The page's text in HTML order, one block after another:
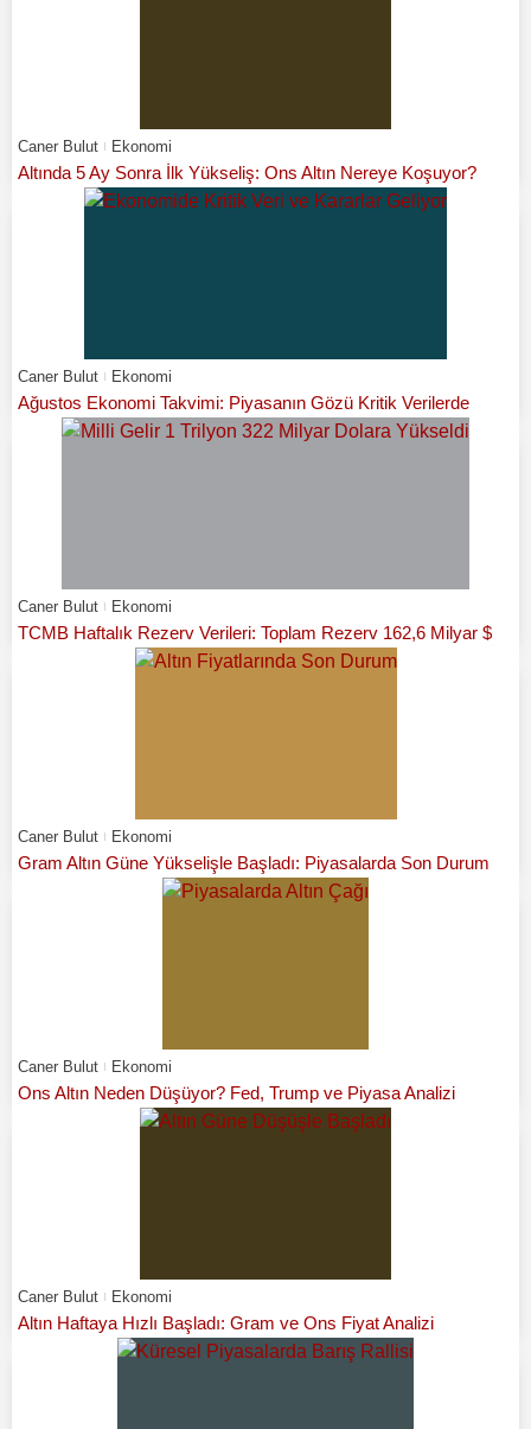
Caner Bulut Ekonomi
Altında 5 Ay Sonra İlk Yükseliş: Ons Altın Nereye Koşuyor?
Caner Bulut Ekonomi
Ağustos Ekonomi Takvimi: Piyasanın Gözü Kritik Verilerde
Caner Bulut Ekonomi
TCMB Haftalık Rezerv Verileri: Toplam Rezerv 162,6 Milyar $
Caner Bulut Ekonomi
Gram Altın Güne Yükselişle Başladı: Piyasalarda Son Durum
Caner Bulut Ekonomi
Ons Altın Neden Düşüyor? Fed, Trump ve Piyasa Analizi
Caner Bulut Ekonomi
Altın Haftaya Hızlı Başladı: Gram ve Ons Fiyat Analizi